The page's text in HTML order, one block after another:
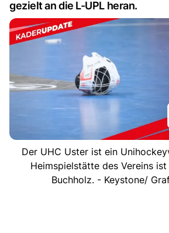
gezielt an die L-UPL heran.
Der UHC Uster ist ein
Heimspielstätte des Vereins
Buchholz. - Keystone/